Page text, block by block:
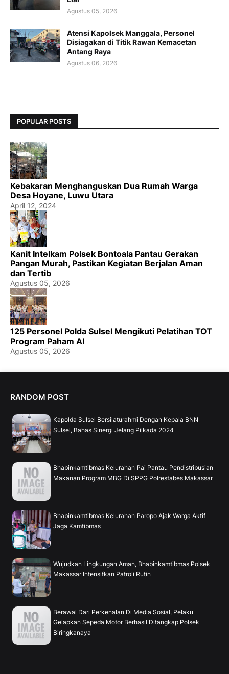
Agustus 05, 2026
Atensi Kapolsek Manggala, Personel
Disiagakan di Titik Rawan Kemacetan
Antang Raya
Agustus 06, 2026
POPULAR POSTS
Kebakaran Menghanguskan Dua Rumah Warga
Desa Hoyane, Luwu Utara
April 12, 2024
Kanit Intelkam Polsek Bontoala Pantau Gerakan
Pangan Murah, Pastikan Kegiatan Berjalan Aman
dan Tertib
Agustus 05, 2026
125 Personel Polda Sulsel Mengikuti Pelatihan TOT
Program Paham AI
Agustus 05, 2026
RANDOM POST
Kapolda Sulsel Bersilaturahmi Dengan Kepala BNN
Sulsel, Bahas Sinergi Jelang Pilkada 2024
Bhabinkamtibmas Kelurahan Pai Pantau Pendistribusian
Makanan Program MBG Di SPPG Polrestabes Makassar
Bhabinkamtibmas Kelurahan Paropo Ajak Warga Aktif
Jaga Kamtibmas
Wujudkan Lingkungan Aman, Bhabinkamtibmas Polsek
Makassar Intensifkan Patroli Rutin
Berawal Dari Perkenalan Di Media Sosial, Pelaku
Gelapkan Sepeda Motor Berhasil Ditangkap Polsek
Biringkanaya